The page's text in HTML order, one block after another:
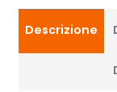
Descrizione